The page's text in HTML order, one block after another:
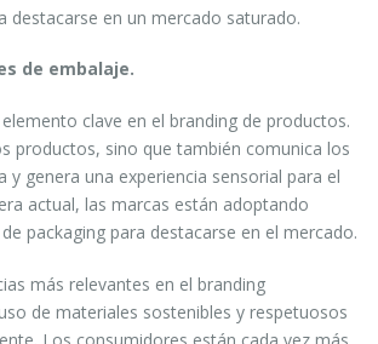
destacarse en un mercado saturado.
de embalaje.
clave en el branding de productos.
productos, sino que también comunica los
y genera una experiencia sensorial para el
actual, las marcas están adoptando
packaging para destacarse en el mercado.
más relevantes en el branding
de materiales sostenibles y respetuosos
Los consumidores están cada vez más